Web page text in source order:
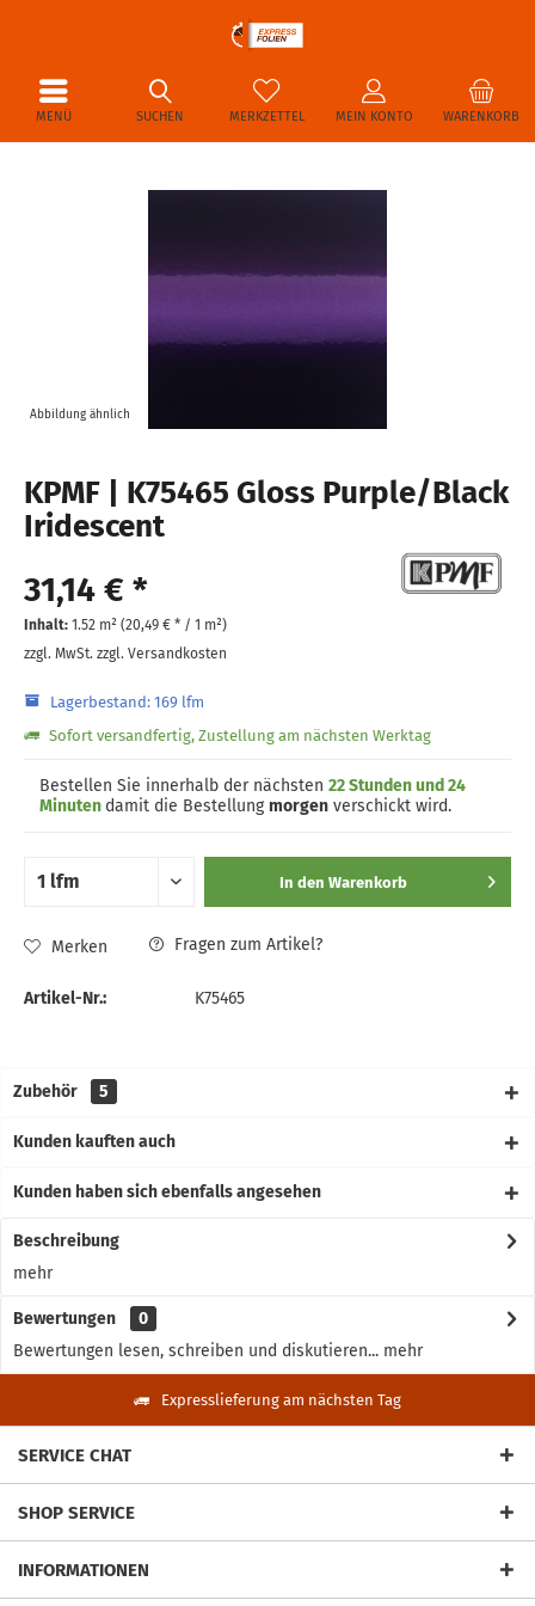
MENÜ WARENKORB
MERKZETTEL MEIN KONTO
SUCHEN
Abbildung ähnlich
KPMF | K75465 Gloss Purple/Black
Iridescent
31,14 € *
Inhalt: 1.52 m² (20,49 € * / 1 m²)
zzgl. MwSt. zzgl. Versandkosten
Lagerbestand: 169 lfm
Sofort versandfertig, Zustellung am nächsten Werktag
Bestellen Sie innerhalb der nächsten 22 Stunden und 24
Minuten damit die Bestellungmorgen verschickt wird.
In den Warenkorb
Merken Fragen zum Artikel?
Artikel-Nr.: K75465
Zubehör 5
Kunden kauften auch
Kunden haben sich ebenfalls angesehen
Beschreibung
mehr
Bewertungen
0
Bewertungen lesen, schreiben und diskutieren... mehr
Expresslieferung am nächsten Tag
SERVICE CHAT
SHOP SERVICE
INFORMATIONEN